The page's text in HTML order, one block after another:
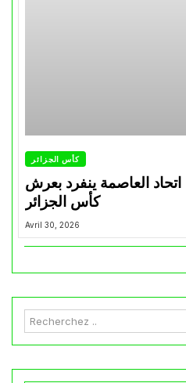
كأس الجزائر
اتحاد العاصمة ينفرد بعرش
كأس الجزائر
Avril 30, 2026